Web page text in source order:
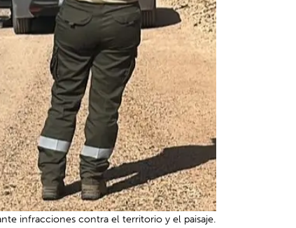
infracciones contra el territorio y el paisaje.